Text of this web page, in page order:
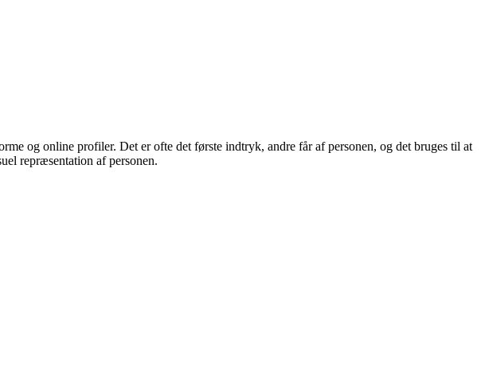
og online profiler. Det er ofte det første indtryk, andre får af personen, og det bruges til at
repræsentation af personen.